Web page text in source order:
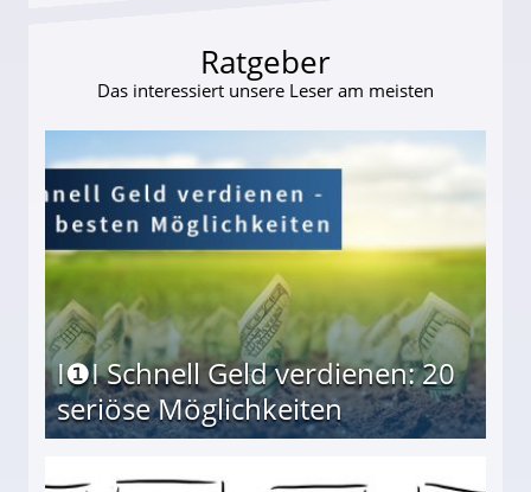
Ratgeber
Das interessiert unsere Leser am meisten
I❶I Schnell Geld verdienen: 20
seriöse Möglichkeiten